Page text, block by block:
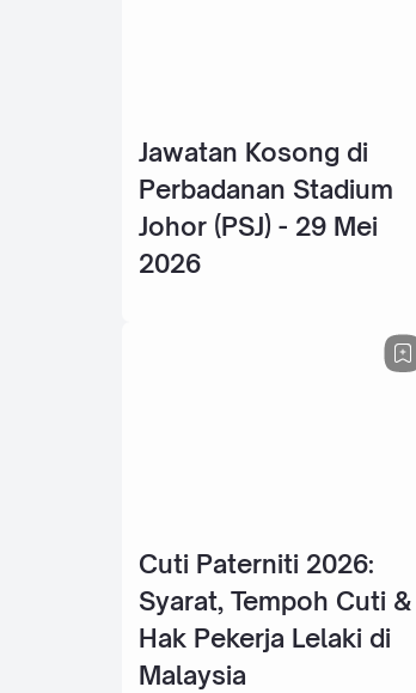
Jawatan Kosong di
Perbadanan Stadium
Johor (PSJ) - 29 Mei
2026
Cuti Paterniti 2026:
Syarat, Tempoh Cuti &
Hak Pekerja Lelaki di
Malaysia